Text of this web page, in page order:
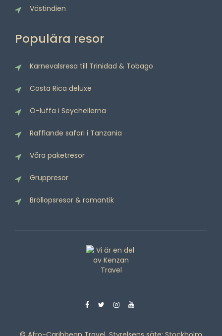
Västindien
Populära resor
Karnevalsresa till Trinidad & Tobago
Costa Rica deluxe
Ö-luffa i Seychellerna
Rafflande safari i Tanzania
Våra paketresor
Gruppresor
Bröllopsresor & romantik